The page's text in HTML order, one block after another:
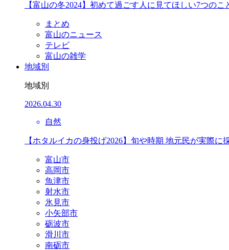
【富山の冬2024】初めて過ごす人に見てほしい7つのこ
まとめ
富山のニュース
テレビ
富山の雑学
地域別
地域別
2026.04.30
自然
【ホタルイカの身投げ2026】旬や時期 地元民が実際に
富山市
高岡市
魚津市
射水市
氷見市
小矢部市
砺波市
滑川市
南砺市